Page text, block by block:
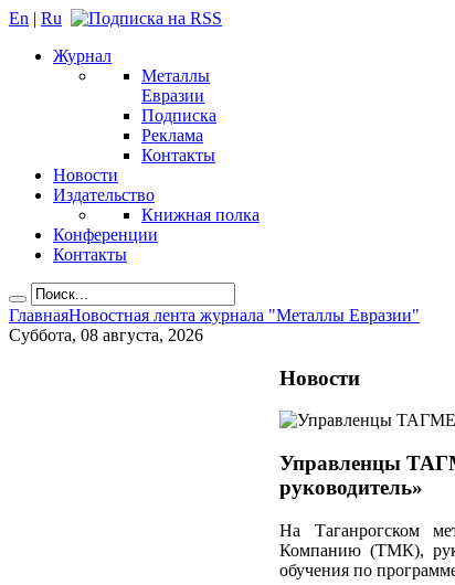
En | Ru
Журнал
Металлы
Евразии
Подписка
Реклама
Контакты
Новости
Издательство
Книжная полка
Конференции
Контакты
ГлавнаяНовостная лента журнала "Металлы Евразии"
Суббота, 08 августа, 2026
Новости
Управленцы
руководитель»
На Таганрогском
Компанию (ТМК),
обучения по